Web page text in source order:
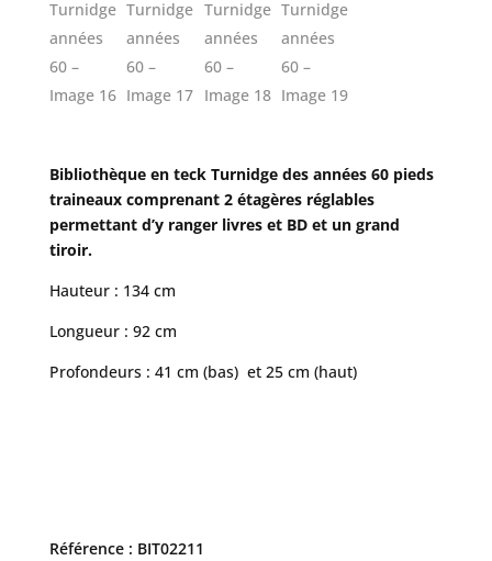
Bibliothèque en teck Turnidge des années 60 pieds
traineaux comprenant 2 étagères réglables
permettant d’y ranger livres et BD et un grand
tiroir.
Hauteur : 134 cm
Longueur : 92 cm
Profondeurs : 41 cm (bas) et 25 cm (haut)
Référence : BIT02211